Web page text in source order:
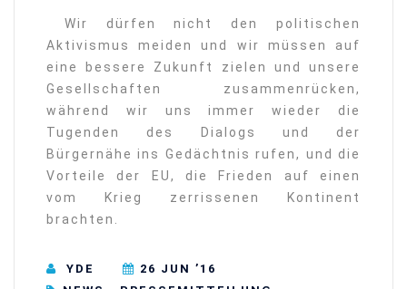
Wir dürfen nicht den politischen
Aktivismus meiden und wir müssen auf
eine bessere Zukunft zielen und unsere
Gesellschaften zusammenrücken,
während wir uns immer wieder die
Tugenden des Dialogs und der
Bürgernähe ins Gedächtnis rufen, und die
Vorteile der EU, die Frieden auf einen
vom Krieg zerrissenen Kontinent
brachten.
YDE
26 JUN ’16